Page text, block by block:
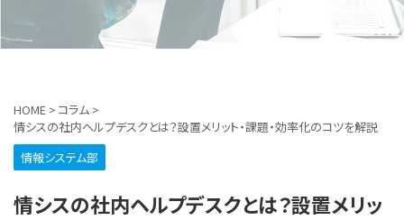
HOME > コラム >
情シスの社内ヘルプデスクとは？設置メリット・課題・効率化のコツを解説
情報システム部
情シスの社内ヘルプデスクとは？設置メリッ